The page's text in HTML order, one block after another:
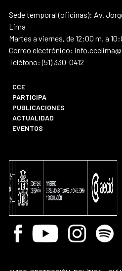
Sede temporal (oficinas): Av.
Lima
Martes a viernes, de 12:00 m. a
Correo electrónico:
Teléfono: (51) 330-0412
CCE
PARTICIPA
PUBLICACIONES
ACTUALIDAD
EVENTOS
Facebook
Youtube InstagramSpotify